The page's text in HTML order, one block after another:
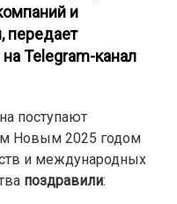
и
передает
Telegram-канал
поступают
Новым 2025 годом
и международных
поздравили: